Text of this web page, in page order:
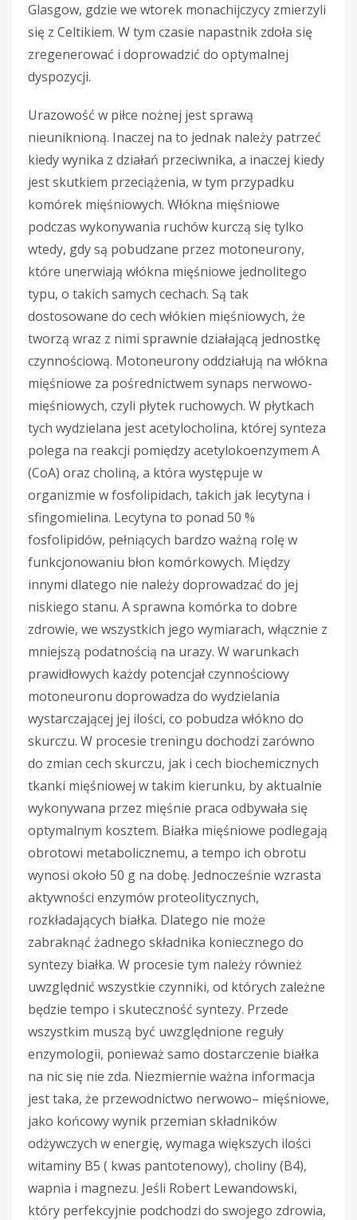
Glasgow, gdzie we wtorek monachijczycy zmierzyli
się z Celtikiem. W tym czasie napastnik zdoła się
zregenerować i doprowadzić do optymalnej
dyspozycji.
Urazowość w piłce nożnej jest sprawą
nieuniknioną. Inaczej na to jednak należy patrzeć
kiedy wynika z działań przeciwnika, a inaczej kiedy
jest skutkiem przeciążenia, w tym przypadku
komórek mięśniowych. Włókna mięśniowe
podczas wykonywania ruchów kurczą się tylko
wtedy, gdy są pobudzane przez motoneurony,
które unerwiają włókna mięśniowe jednolitego
typu, o takich samych cechach. Są tak
dostosowane do cech włókien mięśniowych, że
tworzą wraz z nimi sprawnie działającą jednostkę
czynnościową. Motoneurony oddziałują na włókna
mięśniowe za pośrednictwem synaps nerwowo-
mięśniowych, czyli płytek ruchowych. W płytkach
tych wydzielana jest acetylocholina, której synteza
polega na reakcji pomiędzy acetylokoenzymem A
(CoA) oraz choliną, a która występuje w
organizmie w fosfolipidach, takich jak lecytyna i
sfingomielina. Lecytyna to ponad 50 %
fosfolipidów, pełniących bardzo ważną rolę w
funkcjonowaniu błon komórkowych. Między
innymi dlatego nie należy doprowadzać do jej
niskiego stanu. A sprawna komórka to dobre
zdrowie, we wszystkich jego wymiarach, włącznie z
mniejszą podatnością na urazy. W warunkach
prawidłowych każdy potencjał czynnościowy
motoneuronu doprowadza do wydzielania
wystarczającej jej ilości, co pobudza włókno do
skurczu. W procesie treningu dochodzi zarówno
do zmian cech skurczu, jak i cech biochemicznych
tkanki mięśniowej w takim kierunku, by aktualnie
wykonywana przez mięśnie praca odbywała się
optymalnym kosztem. Białka mięśniowe podlegają
obrotowi metabolicznemu, a tempo ich obrotu
wynosi około 50 g na dobę. Jednocześnie wzrasta
aktywności enzymów proteolitycznych,
rozkładających białka. Dlatego nie może
zabraknąć żadnego składnika koniecznego do
syntezy białka. W procesie tym należy również
uwzględnić wszystkie czynniki, od których zależne
będzie tempo i skuteczność syntezy. Przede
wszystkim muszą być uwzględnione reguły
enzymologii, ponieważ samo dostarczenie białka
na nic się nie zda. Niezmiernie ważna informacja
jest taka, że przewodnictwo nerwowo– mięśniowe,
jako końcowy wynik przemian składników
odżywczych w energię, wymaga większych ilości
witaminy B5 ( kwas pantotenowy), choliny (B4),
wapnia i magnezu. Jeśli Robert Lewandowski,
który perfekcyjnie podchodzi do swojego zdrowia,